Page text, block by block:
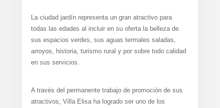
La ciudad jardín representa un gran atractivo para
todas las edades al incluir en su oferta la belleza de
sus espacios verdes, sus aguas termales saladas,
arroyos, historia, turismo rural y por sobre todo calidad
en sus servicios.
A través del permanente trabajo de promoción de sus
atractivos, Villa Elisa ha logrado ser uno de los